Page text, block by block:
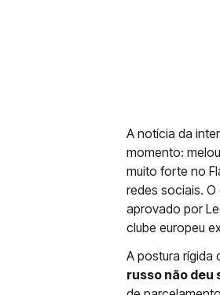
A notícia da
momento:
muito forte no
redes sociais.
aprovado por
clube europeu
A postura rígida
russo não deu